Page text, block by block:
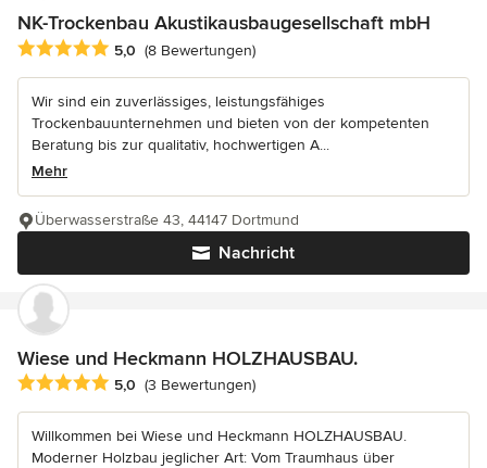
NK-Trockenbau Akustikausbaugesellschaft mbH
Durchschnittliche Bewertung: 5 von 5 Sternen
5,0 (8 Bewertungen)
Wir sind ein zuverlässiges, leistungsfähiges
Trockenbauunternehmen und bieten von der kompetenten
Beratung bis zur qualitativ, hochwertigen A...
Mehr
Nachricht
Überwasserstraße 43, 44147 Dortmund
Wiese und Heckmann HOLZHAUSBAU.
Durchschnittliche Bewertung: 5 von 5 Sternen
5,0 (3 Bewertungen)
Willkommen bei Wiese und Heckmann HOLZHAUSBAU.
Moderner Holzbau jeglicher Art: Vom Traumhaus über